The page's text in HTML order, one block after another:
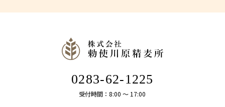
0283-62-1225
受付時間：8:00 〜 17:00